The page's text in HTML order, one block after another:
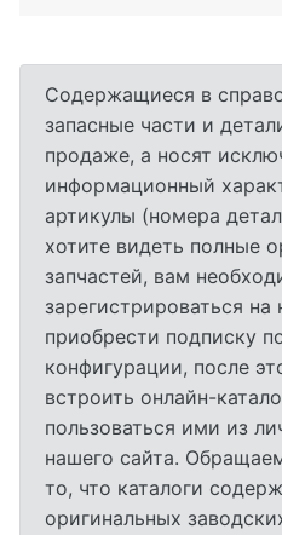
Содержащиеся в
запасные части и
продаже, а носят
информационный
артикулы (номера
хотите видеть полные
запчастей, вам
зарегистрироваться
приобрести подписку
конфигурации, после
встроить онлайн-
пользоваться ими из
нашего сайта.
то, что каталоги
оригинальных